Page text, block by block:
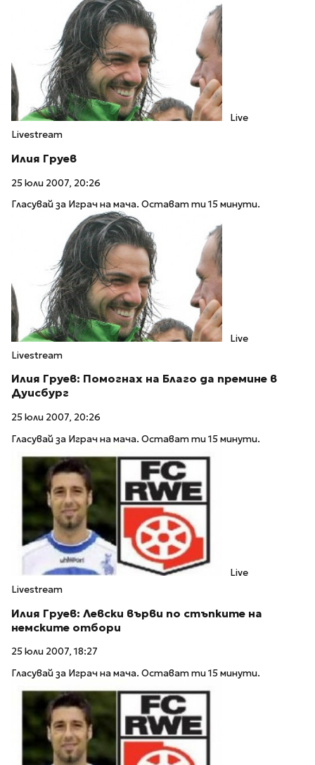
Live
Livestream
Илия Груев
25 юли 2007, 20:26
Гласувай за Играч на мача. Остават ти 15 минути.
Live
Livestream
Илия Груев: Помогнах на Благо да премине в
Дуисбург
25 юли 2007, 20:26
Гласувай за Играч на мача. Остават ти 15 минути.
Live
Livestream
Илия Груев: Левски върви по стъпките на
немските отбори
25 юли 2007, 18:27
Гласувай за Играч на мача. Остават ти 15 минути.